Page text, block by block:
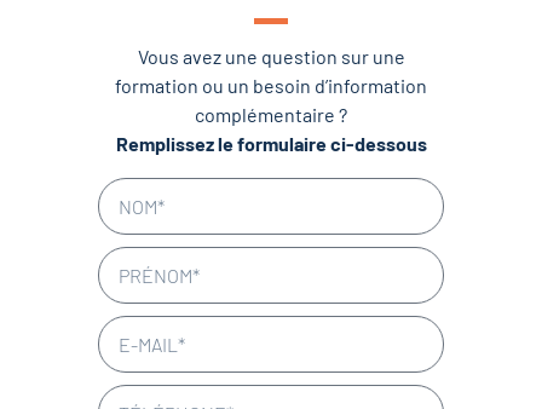
Vous avez une question sur une
formation ou un besoin d’information
complémentaire ?
Remplissez le formulaire ci-dessous